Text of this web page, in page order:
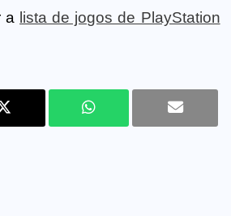
a lista de jogos de PlayStation